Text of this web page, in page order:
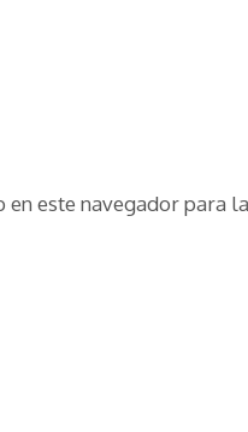
este navegador para